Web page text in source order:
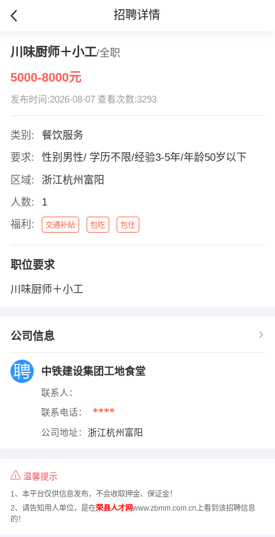
招聘详情
川味厨师＋小工/全职
5000-8000元
发布时间:2026-08-07 查看次数:3293
类别:
餐饮服务
要求:
性别男性/ 学历不限/经验3-5年/年龄50岁以下
区域:
浙江杭州富阳
人数:
1
福利:
交通补贴 包吃 包住
职位要求
川味厨师＋小工
公司信息
中铁建设集团工地食堂
联系人：
联系电话： ****
公司地址： 浙江杭州富阳
温馨提示
1、本平台仅供信息发布，不会收取押金、保证金！
2、请告知用人单位，是在荣县人才网www.zbmm.com.cn上看到该招聘信息
的！